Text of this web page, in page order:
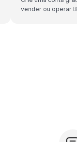
vender ou operar